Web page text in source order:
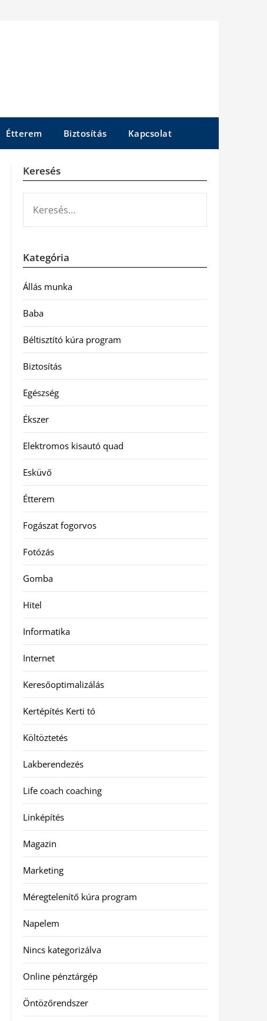
Étterem Biztosítás Kapcsolat
Keresés
Kategória
Állás munka
Baba
Béltisztító kúra program
Biztosítás
Egészség
Ékszer
Elektromos kisautó quad
Esküvő
Étterem
Fogászat fogorvos
Fotózás
Gomba
Hitel
Informatika
Internet
Keresőoptimalizálás
Kertépítés Kerti tó
Költöztetés
Lakberendezés
Life coach coaching
Linképítés
Magazin
Marketing
Méregtelenítő kúra program
Napelem
Nincs kategorizálva
Online pénztárgép
Öntözőrendszer